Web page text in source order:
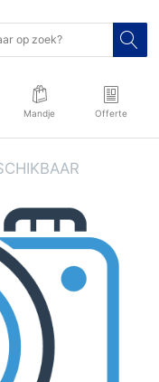
Mandje Offerte